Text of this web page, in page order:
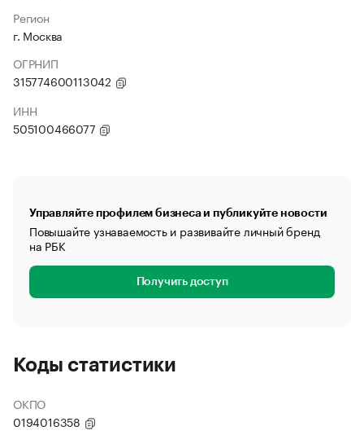
Регион
г. Москва
ОГРНИП
315774600113042
ИНН
505100466077
Управляйте профилем бизнеса и публикуйте новости
Повышайте узнаваемость и развивайте личный бренд
на РБК
Получить доступ
Коды статистики
ОКПО
0194016358